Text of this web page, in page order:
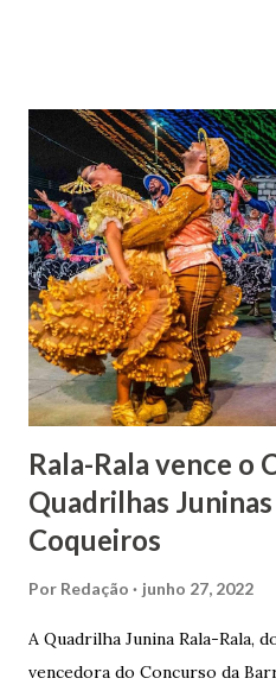
indiciamento para apropriar-se
1862, transferiu-se para o Rio
uma irmã do Visconde de
apresentou uma grande
lhe proporcionou uma grande
Gomes de Melo mandou
Senhor Bom Jesus dos
doada ao vigário Pe. José
Matriz...
Rala-Rala vence o
Quadrilhas
Coqueiros
Por Redação junho 27, 2022
A Quadrilha Junina Rala-Rala,
vencedora do Concurso da